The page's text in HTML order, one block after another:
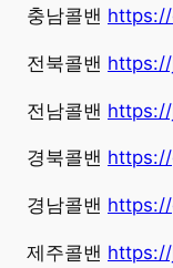
충남콜밴
전북콜밴
전남콜밴
경북콜밴
경남콜밴
제주콜밴